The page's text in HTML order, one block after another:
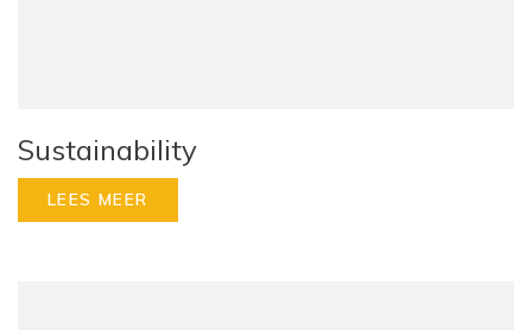
Sustainability
LEES MEER